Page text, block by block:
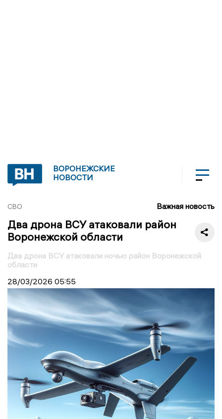
ВОРОНЕЖСКИЕ
НОВОСТИ
СВО Важная новость
Два дрона ВСУ атаковали район
Воронежской области
Два дрона ВСУ атаковали ночью район Воронежской
области
28/03/2026 05:55